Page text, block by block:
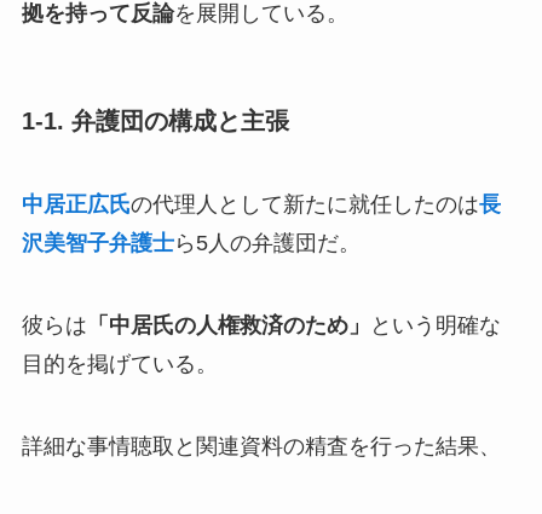
拠を持って反論を展開している。
1-1. 弁護団の構成と主張
中居正広氏の代理人として新たに就任したのは長
沢美智子弁護士ら5人の弁護団だ。
彼らは 「中居氏の人権救済のため」
という明確な
目的を掲げている。
詳細な事情聴取と関連資料の精査を行った結果、